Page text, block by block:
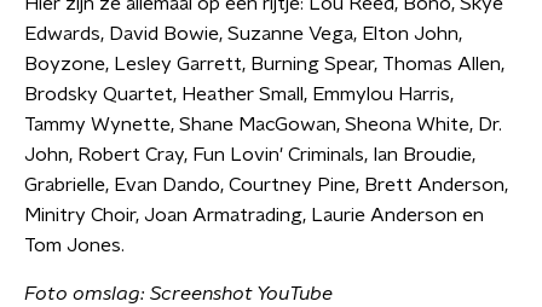
Edwards, David Bowie, Suzanne Vega, Elton John,
Boyzone, Lesley Garrett, Burning Spear, Thomas Allen,
Brodsky Quartet, Heather Small, Emmylou Harris,
Tammy Wynette, Shane MacGowan, Sheona White, Dr.
John, Robert Cray, Fun Lovin' Criminals, Ian Broudie,
Grabrielle, Evan Dando, Courtney Pine, Brett Anderson,
Minitry Choir, Joan Armatrading, Laurie Anderson en
Tom Jones.
Foto omslag: Screenshot YouTube